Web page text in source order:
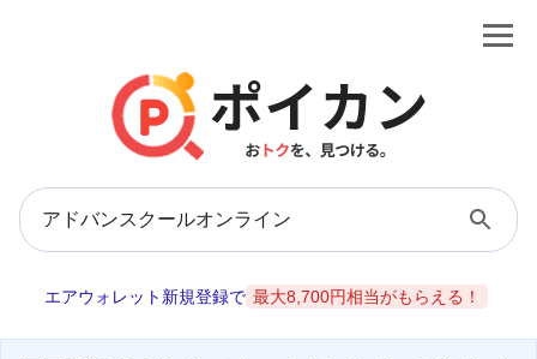
エアウォレット新規登録で 最大8,700円相当がもらえる！